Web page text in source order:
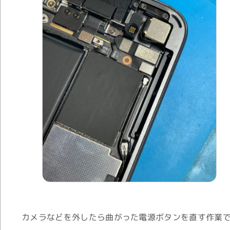
カメラなどを外したら曲がった電源ボタンを直す作業